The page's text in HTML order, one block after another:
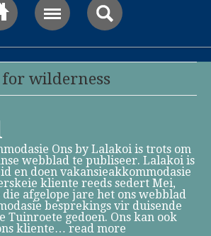
wilderness
Ons by Lalakoi is trots om
webblad te publiseer. Lalakoi is
en doen vakansieakkommodasie
kliente reeds sedert Mei,
die afgelope jare het ons webblad
besprekings vir duisende
Tuinroete gedoen. Ons kan ook
kliente…read more